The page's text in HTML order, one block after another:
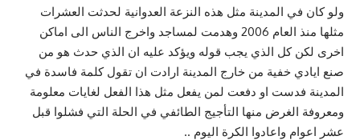
ولو كان في المدينة مثل هذه النزعة العدوانية لحدثت العشرات
مثلها منذ العام 2006 وهدمت لمساجد واخرج الناس الى اماكن
اخرى لكن كل الذي يجب قوله ويؤكد عليه ان الذي حدث هو من
صنع ايادي خفية من خارج المدينة ارادت ان تقول كلمة فاسدة في
المدينة فدست او دفعت لمن يفعل مثل هذا الفعل لغايات معلومة
ومعروفة الغرض منها التأجيج الطائفي في الحلة التي فشلوا قبل
عشر اعوام واعادوا الكرة اليوم ..